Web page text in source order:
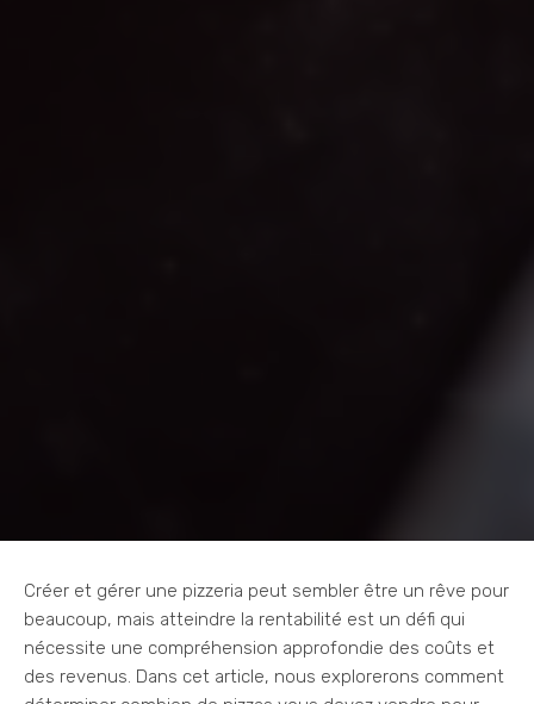
Créer et gérer une pizzeria peut sembler être un rêve pour
beaucoup, mais atteindre la rentabilité est un défi qui
nécessite une compréhension approfondie des coûts et
des revenus. Dans cet article, nous explorerons comment